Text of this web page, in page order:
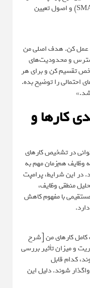
بر پایه چارچوب اهداف اسمارت (SMART Goals) و اصول تعیین
عمل کن. هدف اصلی من
و محدودیت‌های
تقسیم کن و برای هر
را توضیح بده.
کارها و
در تشخیص کارهای
وظایف هم‌زمان مهم به
در این شرایط، پرامپت
منطقی وظایف،
با مفهوم کاهش
کارهای من [شرح
و میزان تأثیر بررسی
کدام قابل
شوند. دلیل این